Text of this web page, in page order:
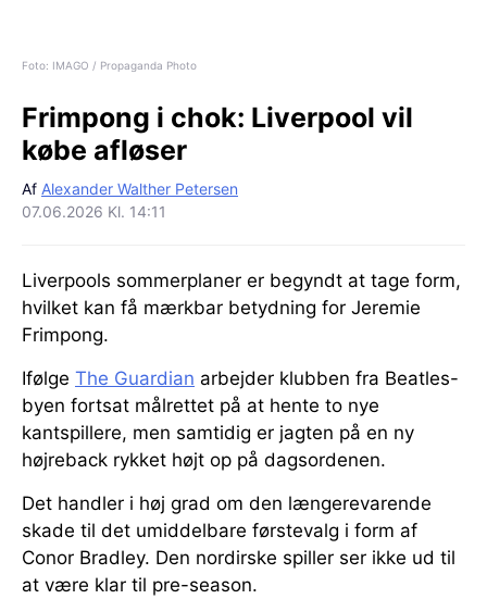
Foto: IMAGO / Propaganda Photo
Frimpong i chok: Liverpool vil
købe afløser
Af Alexander Walther Petersen
07.06.2026 Kl. 14:11
Liverpools sommerplaner er begyndt at tage form,
hvilket kan få mærkbar betydning for Jeremie
Frimpong.
Ifølge The Guardian arbejder klubben fra Beatles-
byen fortsat målrettet på at hente to nye
kantspillere, men samtidig er jagten på en ny
højreback rykket højt op på dagsordenen.
Det handler i høj grad om den længerevarende
skade til det umiddelbare førstevalg i form af
Conor Bradley. Den nordirske spiller ser ikke ud til
at være klar til pre-season.